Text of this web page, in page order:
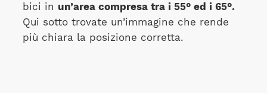
bici in un’area compresa tra i 55° ed i 65°.
Qui sotto trovate un’immagine che rende
più chiara la posizione corretta.